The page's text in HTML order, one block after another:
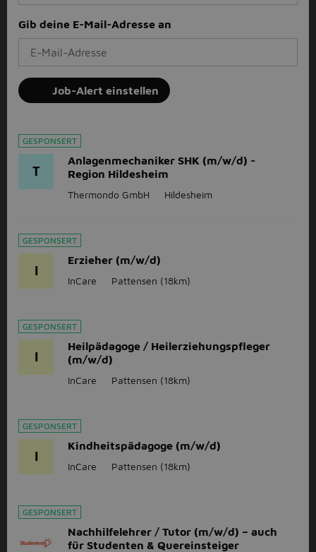
Gib deine E-Mail-Adresse an
Job-Alert einstellen
GESPONSERT
T
Anlagenmechaniker SHK (m/w/d) -
Region Hildesheim
Thermondo GmbH Hildesheim
GESPONSERT
I
Erzieher (m/w/d)
InCare Pattensen (18km)
GESPONSERT
I
Heilpädagoge / Heilerziehungspfleger
(m/w/d)
InCare Pattensen (18km)
GESPONSERT
I
Kindheitspädagoge (m/w/d)
InCare Pattensen (18km)
GESPONSERT
Nachhilfelehrer / Tutor (m/w/d) – auch
für Studenten & Quereinsteiger